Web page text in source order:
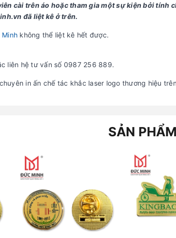
cài trên áo hoặc tham gia một sự kiện bởi tính
đã liệt kê ở trên.
không thể liệt kê hết được.
liên hệ tư vấn số 0987 256 889.
in ấn chế tác khắc laser logo thương hiệu
SẢN